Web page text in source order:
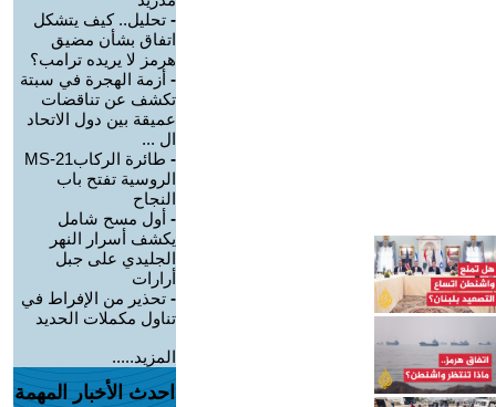
- تحليل.. كيف يتشكل
اتفاق بشأن مضيق
هرمز لا يريده ترامب؟
- أزمة الهجرة في سبتة
تكشف عن تناقضات
عميقة بين دول الاتحاد
ال ...
-
طائرة الركابMS-21
الروسية تفتح باب
النجاح
- أول مسح شامل
يكشف أسرار النهر
الجليدي على جبل
أرارات
- تحذير من الإفراط في
تناول مكملات الحديد
المزيد.....
احدث الأخبار المهمة